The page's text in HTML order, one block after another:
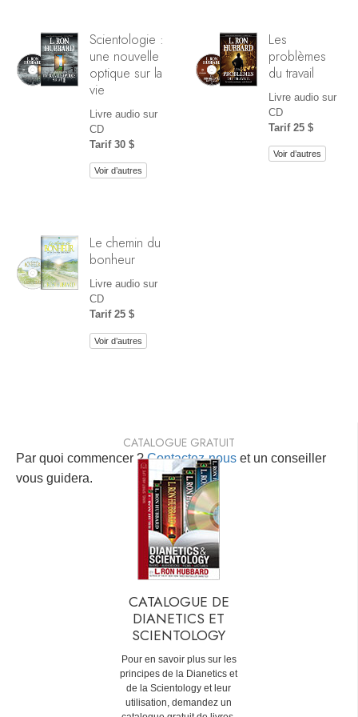
Scientologie :
une nouvelle
optique sur la
vie
Livre audio sur
CD
Tarif 30 $
Voir d’autres
Les
problèmes
du travail
Livre audio sur
CD
Tarif 25 $
Voir d’autres
Le chemin du
bonheur
Livre audio sur
CD
Tarif 25 $
Voir d’autres
Par quoi commencer ?Contactez-nous et un conseiller
vous guidera.
CATALOGUE GRATUIT
CATALOGUE DE
DIANETICS ET
SCIENTOLOGY
Pour en savoir plus sur les
principes de la Dianetics et
de la Scientology et leur
utilisation, demandez un